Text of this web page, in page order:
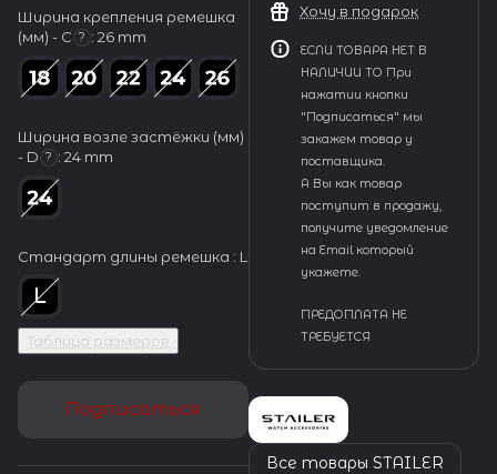
Ширина крепления ремешка
(мм) - С ? : 26 mm
Ширина возле застёжки (мм)
- D ? : 24 mm
Стандарт длины ремешка : L
Таблица размеров
Подписаться
Хочу в подарок
ЕСЛИ ТОВАРА НЕТ В
НАЛИЧИИ ТО При
нажатии кнопки
"Подписаться" мы
закажем товар у
поставщика.
А Вы как товар
поступит в продажу,
получите уведомление
на Email который
укажете.
ПРЕДОПЛАТА НЕ
ТРЕБУЕТСЯ
Все товары STAILER